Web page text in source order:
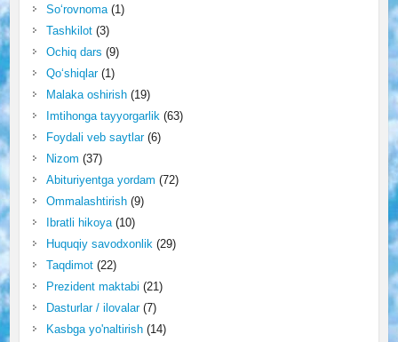
So‘rovnoma(1)
Tashkilot(3)
Ochiq dars (9)
Qo‘shiqlar(1)
Malaka oshirish(19)
Imtihonga tayyorgarlik(63)
Foydali veb saytlar(6)
Nizom (37)
Abituriyentga yordam (72)
Ommalashtirish(9)
Ibratli hikoya(10)
Huquqiy savodxonlik(29)
Taqdimot(22)
Prezident maktabi (21)
Dasturlar / ilovalar(7)
Kasbga yo'naltirish(14)